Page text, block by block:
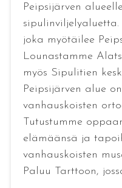
Peipsijärven
joka myötäilee
Lounastamme
myös Sipulitien
Peipsijärven alue
vanhauskoisten
Tutustumme
elämäänsä ja
vanhauskoisten
Paluu Tarttoon,